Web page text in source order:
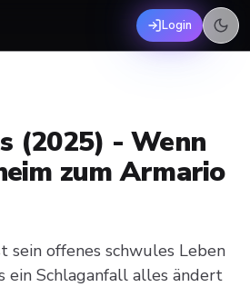
Login
(2025) - Wenn
zum Armario
sein offenes schwules Leben
ein Schlaganfall alles ändert